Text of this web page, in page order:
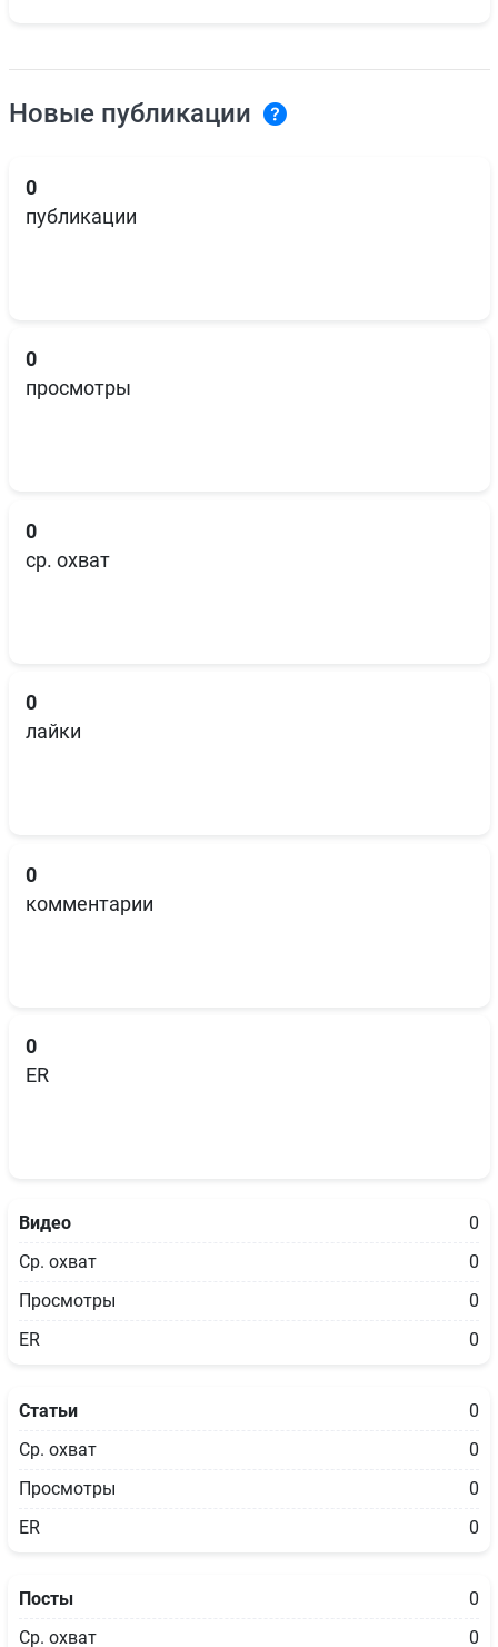
Новые публикации
0
публикации
0
просмотры
0
ср. охват
0
лайки
0
комментарии
0
ER
Видео
0
Ср. охват
0
Просмотры
0
ER
0
Статьи
0
Ср. охват
0
Просмотры
0
ER
0
Посты
0
Ср. охват
0